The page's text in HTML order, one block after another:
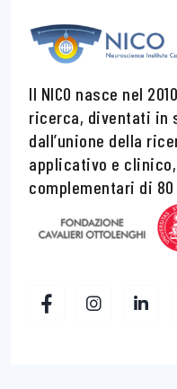
Il NICO nasce nel
ricerca, diventati in
dall’unione della
applicativo e
complementari di